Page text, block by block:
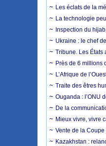
Les éclats de la
La technologie
Inspection du
Ukraine : le chef
Tribune. Les États
Près de 6 millions
L’Afrique de
Traite des êtres
Ouganda : l’ONU
De la
Mieux vivre, vivre
Vente de la Coupe
Kazakhstan :